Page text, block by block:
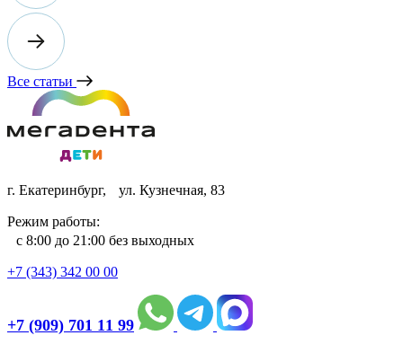
Все статьи
г. Екатеринбург, ул. Кузнечная, 83
Режим работы:
с 8:00 до 21:00 без выходных
+7 (343) 342 00 00
+7 (909) 701 11 99